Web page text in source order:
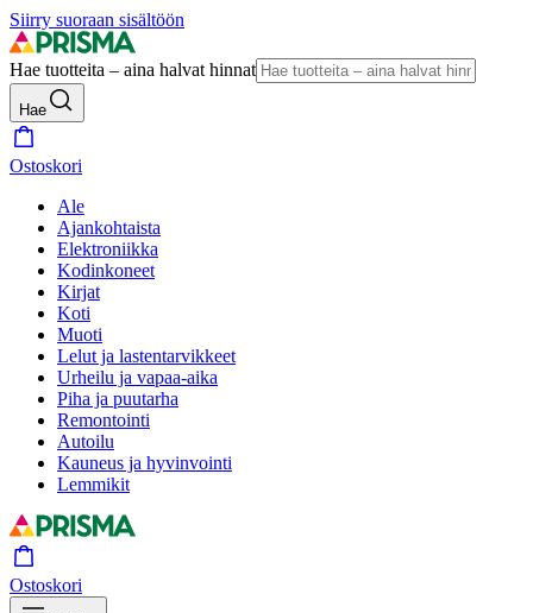
Siirry suoraan sisältöön
Hae tuotteita – aina halvat hinnat
Hae
Ostoskori
Ale
Ajankohtaista
Elektroniikka
Kodinkoneet
Kirjat
Koti
Muoti
Lelut ja lastentarvikkeet
Urheilu ja vapaa-aika
Piha ja puutarha
Remontointi
Autoilu
Kauneus ja hyvinvointi
Lemmikit
Ostoskori